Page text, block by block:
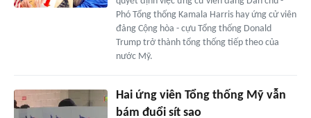
Phó Tổng thống Kamala Harris hay ứng cử viên
đảng Cộng hòa - cựu Tổng thống Donald
Trump trở thành tổng thống tiếp theo của
nước Mỹ.
Hai ứng viên Tổng thống Mỹ vẫn
bám đuổi sít sao